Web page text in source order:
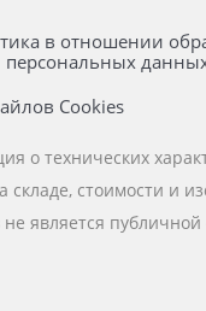
в отношении
персональных
Cookies
о технических
складе, стоимости и
не является